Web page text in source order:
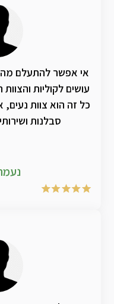
אנטיביוטיקה שאת
ושום דבר לא
טבע/מרקחת מסוימת
עליו רבות להקלה על
נכנעתי שוב
הונח על קרני הצבי.
הפרוספקט של מכון
עצמי שר ומזמזם!
משהו חזק ועוצמתי
אי אפשר להתעלם
עושים לקוליות
כל זה הוא צוות
סבלנות